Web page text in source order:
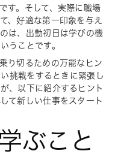
す。そして、実際に職場
、好適な第一印象を与え
は、出勤初日は学びの機
うことです。
り切るための万能なヒン
挑戦をするときに緊張し
、以下に紹介するヒント
て新しい仕事をスタート
ぶこと